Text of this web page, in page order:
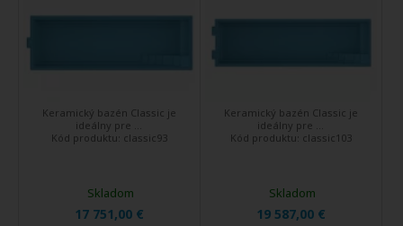
Keramický bazén Classic je
ideálny pre ...
Kód produktu: classic93
17 751,00 €
Skladom
Keramický bazén Classic je
ideálny pre ...
Kód produktu: classic103
19 587,00 €
Skladom